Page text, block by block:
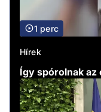
1 perc
Hírek
Így spórolnak az